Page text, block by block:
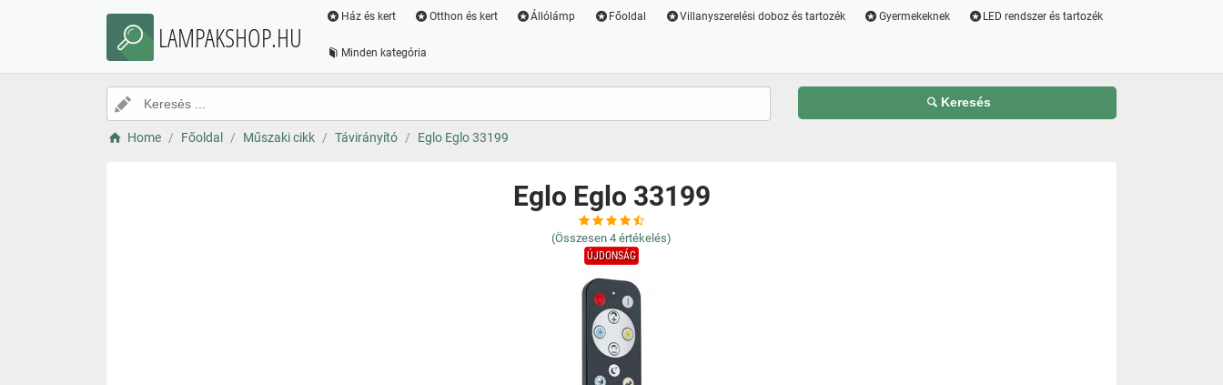
LAMPAKSHOP.HU
Ház és kert Otthon és kert Állólámp Főoldal Villanyszerelési doboz és tartozék Gyermekeknek LED rendszer és tartozék
Minden kategória
Keresés
Home Főoldal Műszaki cikk Távirányító Eglo Eglo 33199
Eglo Eglo 33199
(Összesen 4 értékelés)
ÚJDONSÁG